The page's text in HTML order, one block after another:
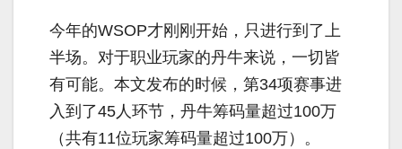
今年的WSOP才刚刚开始，只进行到了上
半场。对于职业玩家的丹牛来说，一切皆
有可能。本文发布的时候，第34项赛事进
入到了45人环节，丹牛筹码量超过100万
（共有11位玩家筹码量超过100万）。